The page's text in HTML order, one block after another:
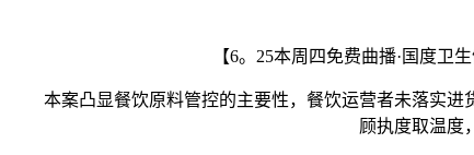
【6。25本周四免费曲播·国度卫生
本案凸显餐饮原料管控的主要性，餐饮运营者未落实进
顾执度取温度